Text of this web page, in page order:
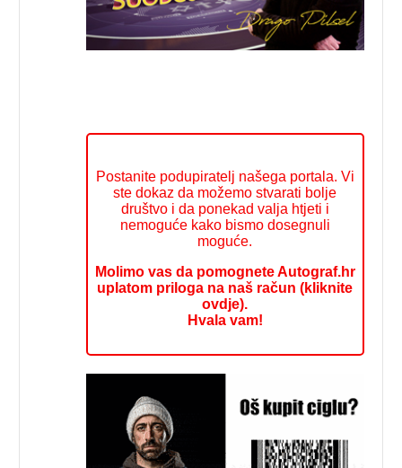
Postanite podupiratelj našega portala. Vi
ste dokaz da možemo stvarati bolje
društvo i da ponekad valja htjeti i
nemoguće kako bismo dosegnuli
moguće.
Molimo vas da pomognete Autograf.hr
uplatom priloga na naš račun (kliknite
ovdje).
Hvala vam!